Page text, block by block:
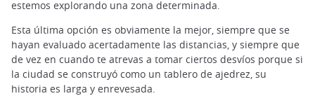
estemos explorando una zona determinada.
Esta última opción es obviamente la mejor, siempre que se
hayan evaluado acertadamente las distancias, y siempre que
de vez en cuando te atrevas a tomar ciertos desvíos porque si
la ciudad se construyó como un tablero de ajedrez, su
historia es larga y enrevesada.